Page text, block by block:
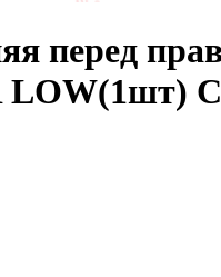
перед
LOW(1шт)